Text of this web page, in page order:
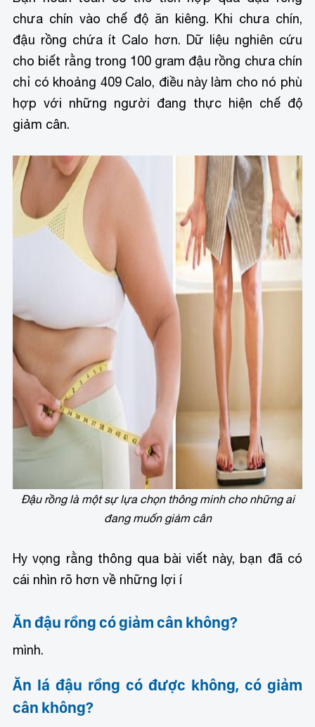
chưa chín vào chế độ ăn kiêng. Khi chưa chín,
đậu rồng chứa ít Calo hơn. Dữ liệu nghiên cứu
cho biết rằng trong 100 gram đậu rồng chưa chín
chỉ có khoảng 409 Calo, điều này làm cho nó phù
hợp với những người đang thực hiện chế độ
giảm cân.
Đậu rồng là một sự lựa chọn thông minh cho những ai
đang muốn giảm cân
Hy vọng rằng thông qua bài viết này, bạn đã có
cái nhìn rõ hơn về những lợi í
Ăn đậu rồng có giảm cân không?
mình.
Ăn lá đậu rồng có được không, có giảm
cân không?